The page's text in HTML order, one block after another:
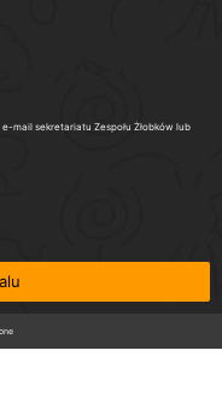
mail sekretariatu Zespołu Żłobków lub